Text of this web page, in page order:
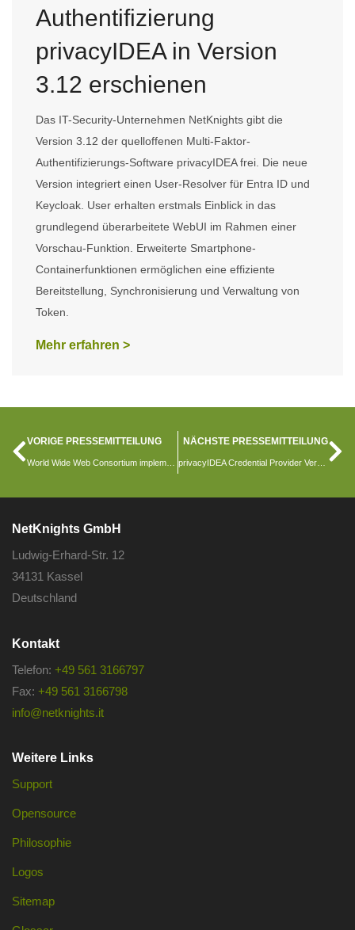
Authentifizierung
privacyIDEA in Version
3.12 erschienen
Das IT-Security-Unternehmen NetKnights gibt die
Version 3.12 der quelloffenen Multi-Faktor-
Authentifizierungs-Software privacyIDEA frei. Die neue
Version integriert einen User-Resolver für Entra ID und
Keycloak. User erhalten erstmals Einblick in das
grundlegend überarbeitete WebUI im Rahmen einer
Vorschau-Funktion. Erweiterte Smartphone-
Containerfunktionen ermöglichen eine effiziente
Bereitstellung, Synchronisierung und Verwaltung von
Token.
Mehr erfahren >
VORIGE PRESSEMITTEILUNG NÄCHSTE PRESSEMITTEILUNG
privacyIDEA Credential Provider Version 2.5
NetKnights GmbH
Ludwig-Erhard-Str. 12
34131 Kassel
Deutschland
Kontakt
Telefon: +49 561 3166797
Fax: +49 561 3166798
info@netknights.it
Weitere Links
Support
Opensource
Philosophie
Logos
Sitemap